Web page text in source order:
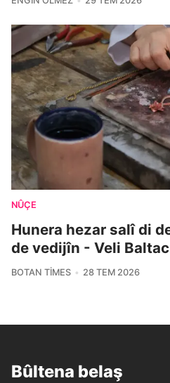
NÛÇE
Hunera hezar salî di
de vedijîn - Veli
BOTAN TIMES 28 TEM 2026
Bûltena belaş